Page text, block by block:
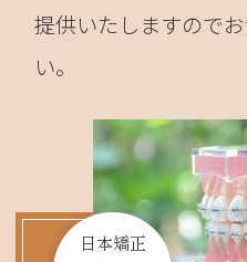
提供いたしますので
い。
日本矯正